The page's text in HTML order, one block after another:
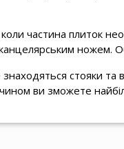
частина плиток
ножем.
стояки та
ви зможете